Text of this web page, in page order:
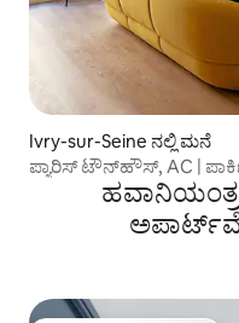
Ivry-sur-Seine ನಲ್ಲಿ ಮನೆ
ಪ್ಯಾರಿಸ್ ಟೌನ್‌ಹೌಸ್, AC |